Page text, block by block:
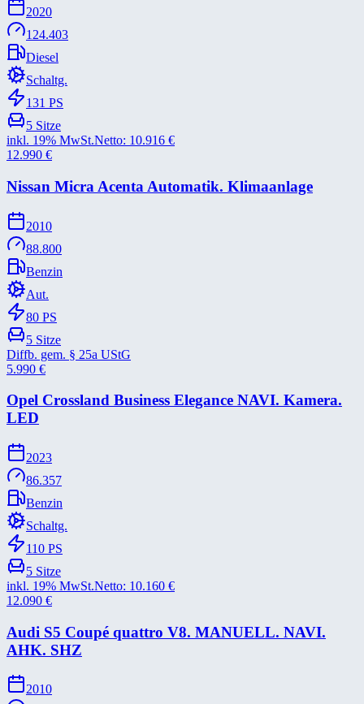
2020
124.403
Diesel
Schaltg.
131 PS
5 Sitze
inkl. 19% MwSt.Netto: 10.916 €
12.990 €
Nissan Micra Acenta Automatik. Klimaanlage
2010
88.800
Benzin
Aut.
80 PS
5 Sitze
Diffb. gem. § 25a UStG
5.990 €
Opel Crossland Business Elegance NAVI. Kamera.
LED
2023
86.357
Benzin
Schaltg.
110 PS
5 Sitze
inkl. 19% MwSt.Netto: 10.160 €
12.090 €
Audi S5 Coupé quattro V8. MANUELL. NAVI.
AHK. SHZ
2010